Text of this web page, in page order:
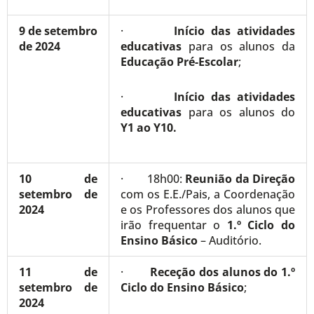
9 de setembro
de 2024
· Início das atividades
educativas para os alunos da
Educação Pré-Escolar;
· Início das atividades
educativas para os alunos do
Y1 ao Y10.
10 de
setembro de
2024
· 18h00: Reunião da Direção
com os E.E./Pais, a Coordenação
e os Professores dos alunos que
irão frequentar o 1.º Ciclo do
Ensino Básico– Auditório.
11 de
setembro de
2024
· Receção dos alunos do 1.º
Ciclo do Ensino Básico;